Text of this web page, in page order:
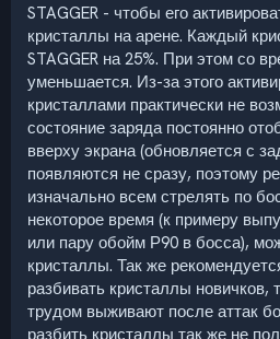
STAGGER - чтобы его
кристаллы на арене. Каждый
STAGGER на 25%. При этом со
уменьшается. Из-за этого
кристаллами практически не
состояние заряда постоянно
вверху экрана (обновляется с
появляются не сразу, поэтому
изначально всем стрелять по
некоторое время (к примеру
или пару обойм Р90 в босса),
кристаллы. Так же
разбивать кристаллы новичков,
трудом выживают после аттак
разбить кристаллы так же не